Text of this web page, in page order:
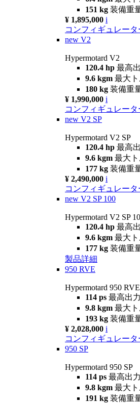
151 kg 装備重
¥ 1,895,000 i
コンフィギュレータ
new V2
Hypermotard V2
120.4 hp 最高
9.6 kgm 最大ト
180 kg 装備重
¥ 1,990,000 i
コンフィギュレータ
new V2 SP
Hypermotard V2 SP
120.4 hp 最高
9.6 kgm 最大ト
177 kg 装備重
¥ 2,490,000 i
コンフィギュレータ
new V2 SP 100
Hypermotard V2 SP
120.4 hp 最高
9.6 kgm 最大ト
177 kg 装備重
製品詳細
950 RVE
Hypermotard 950 RVE
114 ps 最高出力
9.8 kgm 最大ト
193 kg 装備重
¥ 2,028,000 i
コンフィギュレータ
950 SP
Hypermotard 950 SP
114 ps 最高出力
9.8 kgm 最大ト
191 kg 装備重